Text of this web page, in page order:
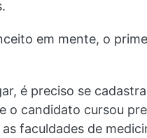
em mente, o
é preciso se
o candidato cursou
faculdades de